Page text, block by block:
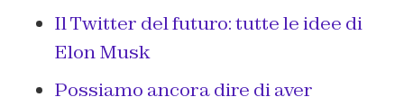
Il Twitter del futuro: tutte le idee di
Elon Musk
Possiamo ancora dire di aver